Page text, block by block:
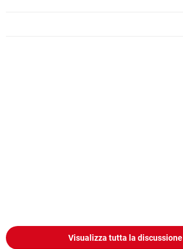
Visualizza tutta la discussione